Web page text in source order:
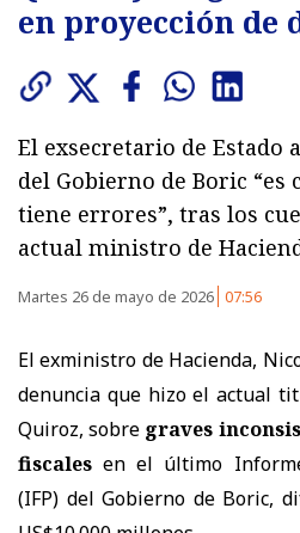
en proyección de
El exsecretario de Estado
del Gobierno de Boric “es
tiene errores”, tras los
actual ministro de
Martes 26 de mayo de 2026 07:56
El exministro de Hacienda,
denuncia que hizo el actual
Quiroz, sobre graves
fiscales en el último
(IFP) del Gobierno de Boric,